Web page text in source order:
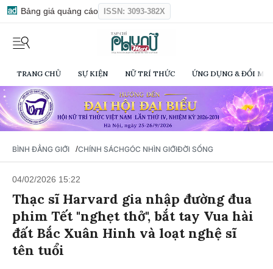
Bảng giá quảng cáo ISSN: 3093-382X
TRANG CHỦ SỰ KIỆN NỮ TRÍ THỨC ỨNG DỤNG & ĐỔI
BÌNH ĐẲNG GIỚI /CHÍNH SÁCHGÓC NHÌN GIỚIĐỜI SỐNG
04/02/2026 15:22
Thạc sĩ Harvard gia nhập đường đua
phim Tết "nghẹt thở", bắt tay Vua hài
đất Bắc Xuân Hinh và loạt nghệ sĩ
tên tuổi